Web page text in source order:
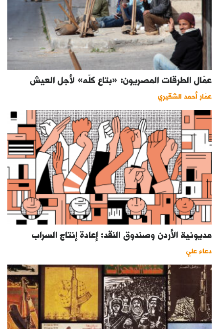
عمّال الطرقات المصريون: «بتاع كلّه» لأجل العيش
عمّار أحمد الشقيري
مديونية الأردن وصندوق النقد: إعادة إنتاج السراب
دعاء علي